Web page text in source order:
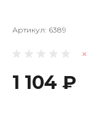
Артикул: 6389
1 104 ₽